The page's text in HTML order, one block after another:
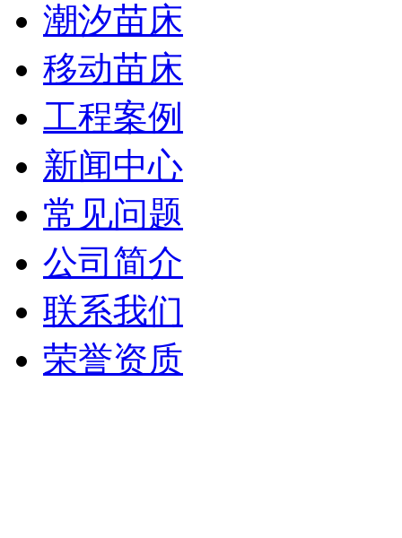
潮汐苗床
移动苗床
工程案例
新闻中心
常见问题
公司简介
联系我们
荣誉资质